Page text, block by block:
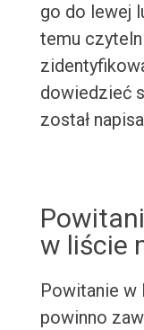
go do lewej
temu
dowiedzieć
został
w liście
Powitanie w
powinno